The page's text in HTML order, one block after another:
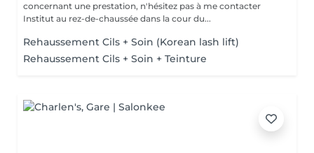
concernant une prestation, n'hésitez pas à me contacter
Institut au rez-de-chaussée dans la cour du...
Rehaussement Cils + Soin (Korean lash lift)
Rehaussement Cils + Soin + Teinture